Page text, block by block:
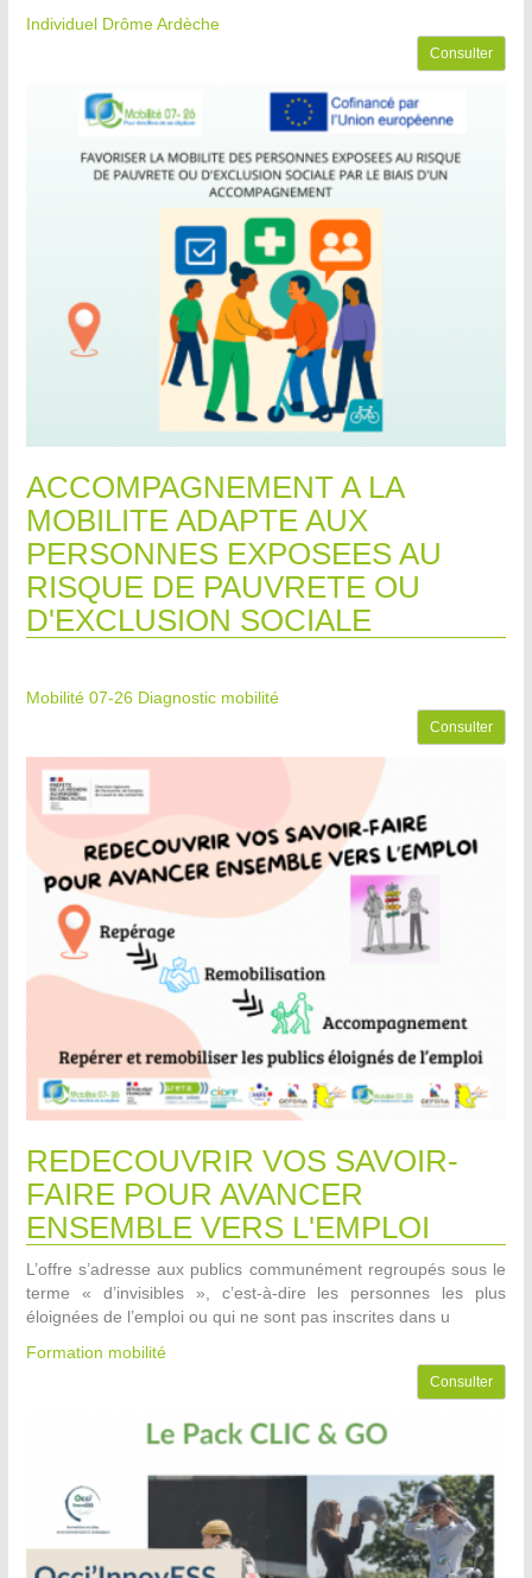
Individuel Drôme Ardèche
Consulter
ACCOMPAGNEMENT A LA
MOBILITE ADAPTE AUX
PERSONNES EXPOSEES AU
RISQUE DE PAUVRETE OU
D'EXCLUSION SOCIALE
Mobilité 07-26 Diagnostic mobilité
Consulter
REDECOUVRIR VOS SAVOIR-
FAIRE POUR AVANCER
ENSEMBLE VERS L'EMPLOI
L’offre s’adresse aux publics communément regroupés sous le
terme « d’invisibles », c’est-à-dire les personnes les plus
éloignées de l’emploi ou qui ne sont pas inscrites dans u
Formation mobilité
Consulter